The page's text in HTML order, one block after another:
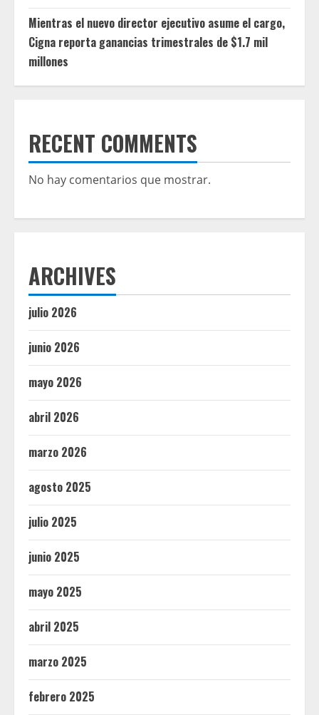
Mientras el nuevo director ejecutivo asume el cargo,
Cigna reporta ganancias trimestrales de $1.7 mil
millones
RECENT COMMENTS
No hay comentarios que mostrar.
ARCHIVES
julio 2026
junio 2026
mayo 2026
abril 2026
marzo 2026
agosto 2025
julio 2025
junio 2025
mayo 2025
abril 2025
marzo 2025
febrero 2025